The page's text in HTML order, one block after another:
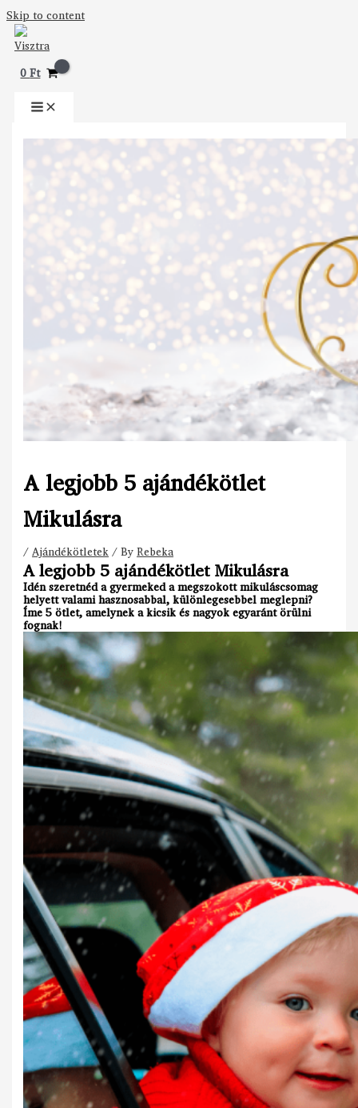
Skip to content
0Ft
A legjobb 5 ajándékötlet
Mikulásra
/Ajándékötletek/ ByRebeka
A legjobb 5 ajándékötlet Mikulásra
Idén szeretnéd a gyermeked a megszokott mikuláscsomag
helyett valami hasznosabbal, különlegesebbel meglepni?
Íme 5 ötlet, amelynek a kicsik és nagyok egyaránt örülni
fognak!